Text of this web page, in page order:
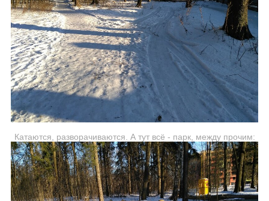
Катаются, разворачиваются. А тут всё - парк, между прочим: